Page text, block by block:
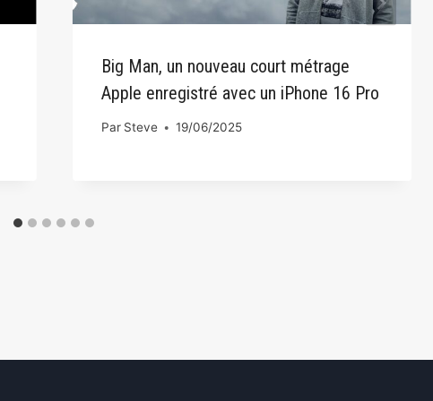
Big Man, un nouveau court métrage
Apple enregistré avec un iPhone 16 Pro
Par Steve 19/06/2025